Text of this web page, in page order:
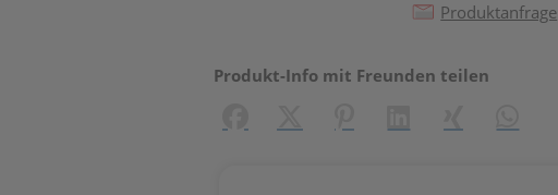
Produktanfrage
Produkt-Info mit Freunden teilen